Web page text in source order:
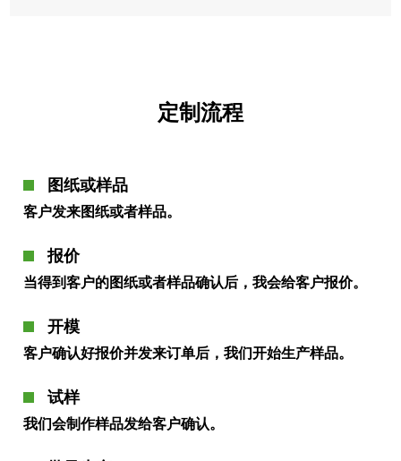
定制流程
图纸或样品
客户发来图纸或者样品。
报价
当得到客户的图纸或者样品确认后，我会给客户报价。
开模
客户确认好报价并发来订单后，我们开始生产样品。
试样
我们会制作样品发给客户确认。